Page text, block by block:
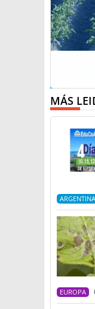
MÁS
ARGENTINA
EUROPA